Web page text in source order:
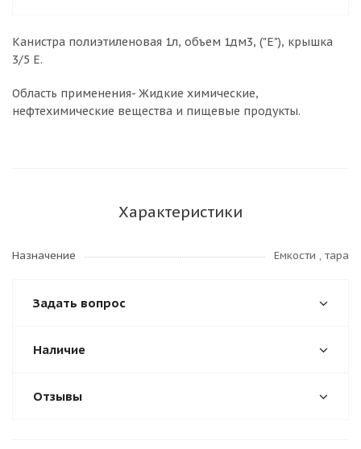
Канистра полиэтиленовая 1л, объем 1дм3, ("Е"), крышка
3/5 Е.
Область применения- Жидкие химические,
нефтехимические вещества и пищевые продукты.
Характеристики
Назначение Емкости , тара
Задать вопрос
Наличие
Отзывы